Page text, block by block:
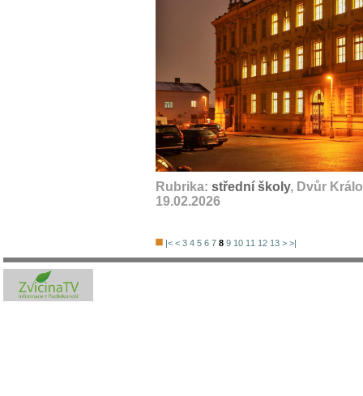
Rubrika: střední školy, Dvůr
19.02.2026
|< < 3 4 5 6 7 8 9 10 11 12 13 > >|